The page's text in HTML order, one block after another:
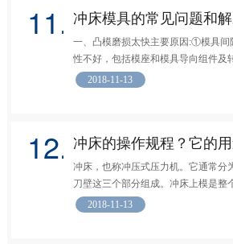
11. 冲床模具的常见问题和
一、凸模磨损太快主要原因:①模具
性不好，包括模座和模具导向组件及
2018-11-13
12. 冲床的操作规程？它的
冲床，也称冲压式压力机。它通常分
刀壁这三个部分组成。冲床上模是整
2018-11-13